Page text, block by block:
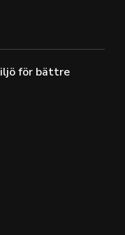
för bättre